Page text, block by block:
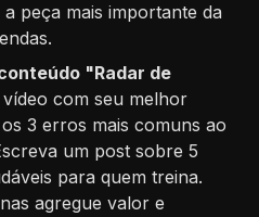
peça mais importante da
"Radar de
com seu melhor
3 erros mais comuns ao
um post sobre 5
para quem treina.
agregue valor e